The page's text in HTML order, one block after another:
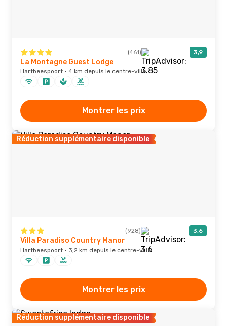
(461) 3,9
La Montagne Guest Lodge
Hartbeespoort · 4 km depuis le centre-ville
Montrer les prix
Réduction supplémentaire disponible
(928) 3,6
Villa Paradiso Country Manor
Hartbeespoort · 3,2 km depuis le centre-ville
Montrer les prix
Réduction supplémentaire disponible